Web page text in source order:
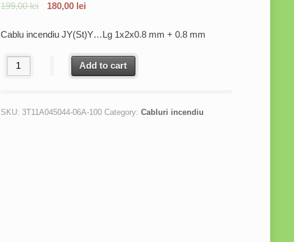
199,00lei 180,00 lei
Cablu incendiu JY(St)Y…Lg 1x2x0.8 mm + 0.8 mm
Cablu incendiu JY(St)Y Lg 1x2x0.8 mm + 0.8 mm 100m quantity
Add to cart
SKU: 3T11A045044-06A-100 Category:Cabluri incendiu